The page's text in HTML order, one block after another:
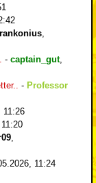
- captain_gut,
- Professor
11:26
11:24